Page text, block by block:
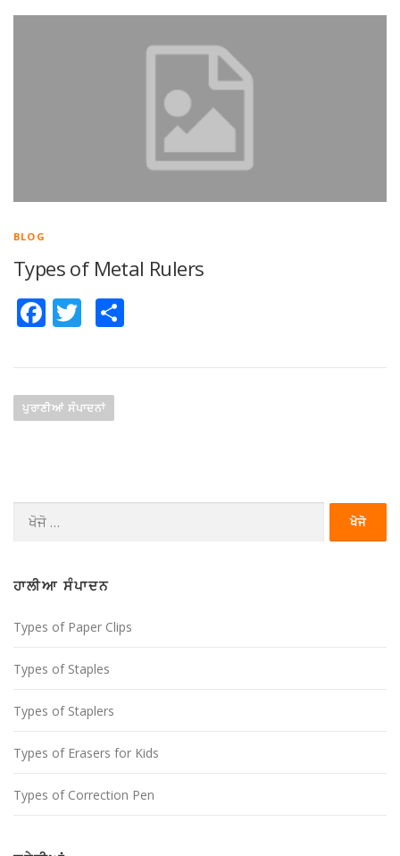
BLOG
Types of Metal Rulers
Facebook
Twitter
ਪਾ
ਨੇ
ਵੀ
ਸ਼
ਨ
ਪੁਰਾਣੀਆਂ ਸੰਪਾਦਨਾਂ
ਖੋਜੋ
ਹਾਲੀਆ ਸੰਪਾਦਨ
Types of Paper Clips
Types of Staples
Types of Staplers
Types of Erasers for Kids
Types of Correction Pen